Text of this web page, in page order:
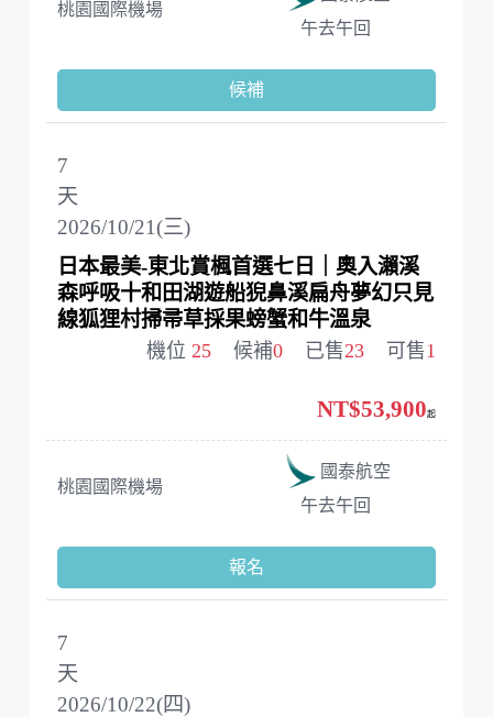
桃園國際機場
午去午回
候補
2026/10/21(三)
7
天
日本最美-東北賞楓首選七日｜奧入瀨溪
森呼吸十和田湖遊船猊鼻溪扁舟夢幻只見
線狐狸村掃帚草採果螃蟹和牛溫泉
機位 25 候補0 已售23 可售1
桃園國際機場
國泰航空
午去午回
NT$53,900起
報名
2026/10/22(四)
7
天